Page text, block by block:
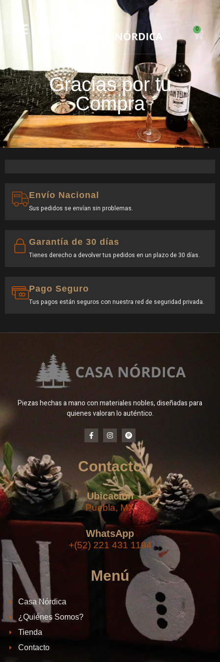
PAGOS DIRECTOS EN WEB
0
Gracias por tu
Compra
Envío Nacional
Sus pedidos se envían sin problemas.
Garantía de 30 días
Tienes derecho a devolver tus pedidos en un plazo de 30 días.
Pago Seguro
Tus pagos están seguros con nuestra red de seguridad privada.
Piezas hechas a mano con materiales nobles, diseñadas para
quienes valoran lo auténtico.
Contacto
Ubicación
Puebla, MX
WhatsApp
+(52) 221 431 1194
Menú
Casa Nórdica
¿Quiénes Somos?
Tienda
Contacto